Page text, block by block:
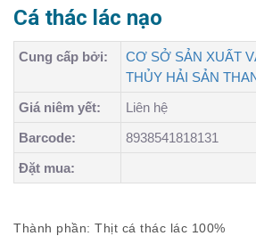
Cá thác lác nạo
Cung cấp bởi:
CƠ SỞ SẢN XUẤT
THỦY HẢI SẢN
Giá niêm yết:
Liên hệ
Barcode:
8938541818131
Đặt mua:
Thành phần: Thịt cá thác lác 100%